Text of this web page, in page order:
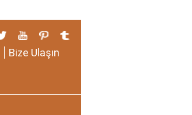
Bize Ulaşın